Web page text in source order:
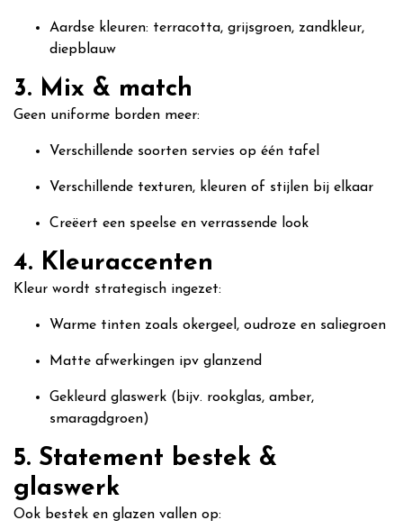
Aardse kleuren: terracotta, grijsgroen, zandkleur,
diepblauw
3. Mix & match
Geen uniforme borden meer:
Verschillende soorten servies op één tafel
Verschillende texturen, kleuren of stijlen bij elkaar
Creëert een speelse en verrassende look
4. Kleuraccenten
Kleur wordt strategisch ingezet:
Warme tinten zoals okergeel, oudroze en saliegroen
Matte afwerkingen ipv glanzend
Gekleurd glaswerk (bijv. rookglas, amber,
smaragdgroen)
5. Statement bestek &
glaswerk
Ook bestek en glazen vallen op: